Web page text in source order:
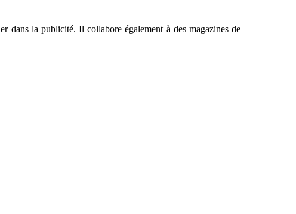
dans la publicité. Il collabore également à des magazines de